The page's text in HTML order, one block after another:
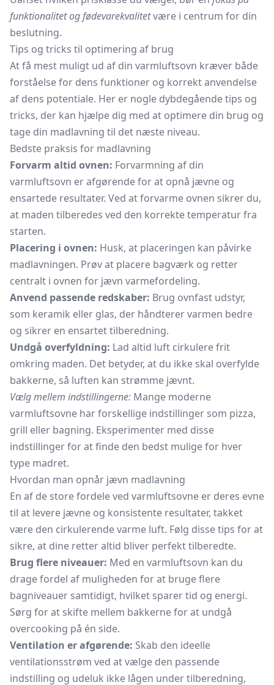
funktionalitet og fødevarekvalitetvære i centrum for din
beslutning.
Tips og tricks til optimering af brug
At få mest muligt ud af din varmluftsovn kræver både
forståelse for dens funktioner og korrekt anvendelse
af dens potentiale. Her er nogle dybdegående tips og
tricks, der kan hjælpe dig med at optimere din brug og
tage din madlavning til det næste niveau.
Bedste praksis for madlavning
Forvarm altid ovnen: Forvarmning af din
varmluftsovn er afgørende for at opnå jævne og
ensartede resultater. Ved at forvarme ovnen sikrer du,
at maden tilberedes ved den korrekte temperatur fra
starten.
Placering i ovnen: Husk, at placeringen kan påvirke
madlavningen. Prøv at placere bagværk og retter
centralt i ovnen for jævn varmefordeling.
Anvend passende redskaber: Brug ovnfast udstyr,
som keramik eller glas, der håndterer varmen bedre
og sikrer en ensartet tilberedning.
Undgå overfyldning: Lad altid luft cirkulere frit
omkring maden. Det betyder, at du ikke skal overfylde
bakkerne, så luften kan strømme jævnt.
Vælg mellem indstillingerne: Mange moderne
varmluftsovne har forskellige indstillinger som pizza,
grill eller bagning. Eksperimenter med disse
indstillinger for at finde den bedst mulige for hver
type madret.
Hvordan man opnår jævn madlavning
En af de store fordele ved varmluftsovne er deres evne
til at levere jævne og konsistente resultater, takket
være den cirkulerende varme luft. Følg disse tips for at
sikre, at dine retter altid bliver perfekt tilberedte.
Brug flere niveauer: Med en varmluftsovn kan du
drage fordel af muligheden for at bruge flere
bagniveauer samtidigt, hvilket sparer tid og energi.
Sørg for at skifte mellem bakkerne for at undgå
overcooking på én side.
Ventilation er afgørende: Skab den ideelle
ventilationsstrøm ved at vælge den passende
indstilling og udeluk ikke lågen under tilberedning,